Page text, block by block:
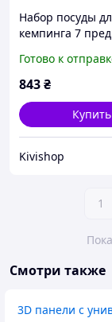
Набор посуды
кемпинга 7
Готово к
843₴
Купить
Kivishop
1
Смотри также
3D панели с